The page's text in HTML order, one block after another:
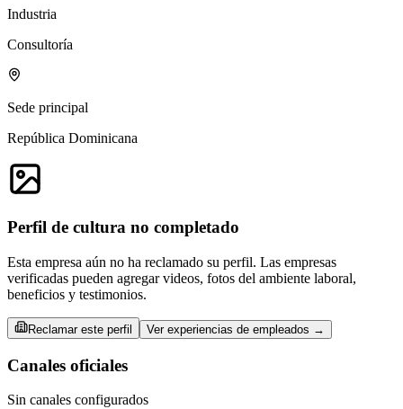
Industria
Consultoría
Sede principal
República Dominicana
Perfil de cultura no completado
Esta empresa aún no ha reclamado su perfil. Las empresas
verificadas pueden agregar videos, fotos del ambiente laboral,
beneficios y testimonios.
Reclamar este perfil Ver experiencias de empleados →
Canales oficiales
Sin canales configurados